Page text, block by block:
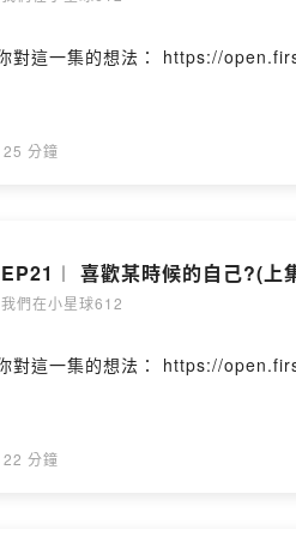
對這一集的想法： https://
25 分鐘
EP21︱ 喜歡某時候的自己?(上
我們在小星球612
對這一集的想法： https://
22 分鐘